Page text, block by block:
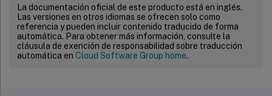
La documentación oficial de este producto está en inglés.
Las versiones en otros idiomas se ofrecen solo como
referencia y pueden incluir contenido traducido de forma
automática. Para obtener más información, consulte la
cláusula de exención de responsabilidad sobre traducción
automática en Cloud Software Group home.